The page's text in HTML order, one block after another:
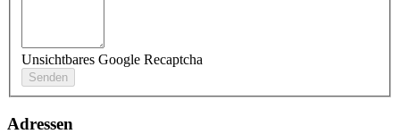
Unsichtbares Google Recaptcha
Adressen